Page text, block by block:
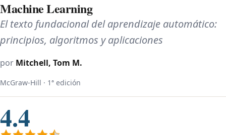
Machine Learning
El texto fundacional del aprendizaje automático:
principios, algoritmos y aplicaciones
por Mitchell, Tom M.
McGraw-Hill · 1ª edición
4.4